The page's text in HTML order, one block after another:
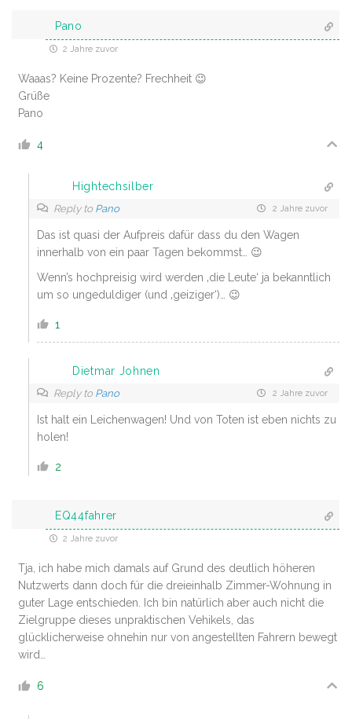
Pano
2 Jahre zuvor
Waaas? Keine Prozente? Frechheit 😉
Grüße
Pano
4
Hightechsilber
Reply to Pano 2 Jahre zuvor
Das ist quasi der Aufpreis dafür dass du den Wagen
innerhalb von ein paar Tagen bekommst… 😉
Wenn’s hochpreisig wird werden ‚die Leute‘ ja bekanntlich
um so ungeduldiger (und ‚geiziger‘)… 😉
1
Dietmar Johnen
Reply to Pano 2 Jahre zuvor
Ist halt ein Leichenwagen! Und von Toten ist eben nichts zu
holen!
2
EQ44fahrer
2 Jahre zuvor
Tja, ich habe mich damals auf Grund des deutlich höheren
Nutzwerts dann doch für die dreieinhalb Zimmer-Wohnung in
guter Lage entschieden. Ich bin natürlich aber auch nicht die
Zielgruppe dieses unpraktischen Vehikels, das
glücklicherweise ohnehin nur von angestellten Fahrern bewegt
wird…
6